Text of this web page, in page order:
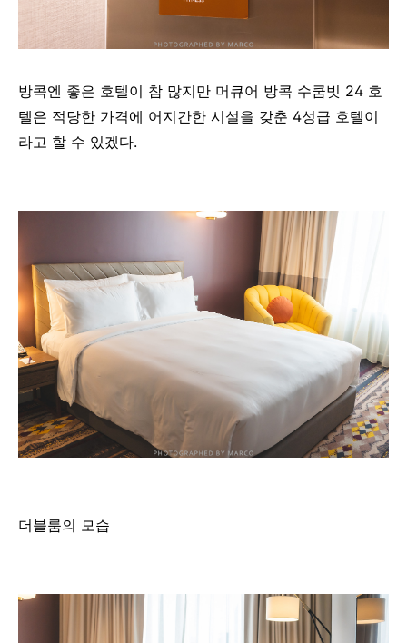
방콕엔 좋은 호텔이 참 많지만 머큐어 방콕 수쿰빗 24 호
텔은 적당한 가격에 어지간한 시설을 갖춘 4성급 호텔이
라고 할 수 있겠다.
더블룸의 모습